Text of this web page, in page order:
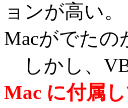
ョンが高い
Macがでたの
しかし、
Mac に付属